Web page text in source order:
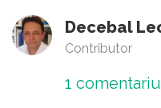
Contributor
1 comentariu